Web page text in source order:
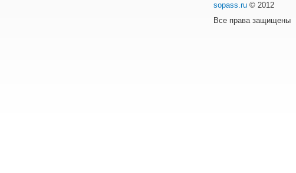
sopass.ru © 2012
Все права защищены